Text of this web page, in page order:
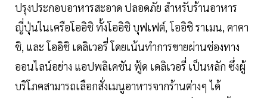
ปรุงประกอบอาหารสะอาด ปลอดภัย สำหรับร้านอาหาร
ญี่ปุ่นในเครือโออิชิ ทั้งโออิชิ บุฟเฟต์, โออิชิ ราเมน, คาคา
ชิ, และ โออิชิ เดลิเวอรี่ โดยเน้นทำการขายผ่านช่องทาง
ออนไลน์อย่าง แอปพลิเคชัน ฟู้ด เดลิเวอรี่ เป็นหลัก ซึ่งผู้
บริโภคสามารถเลือกสั่งเมนูอาหารจากร้านต่างๆ ได้